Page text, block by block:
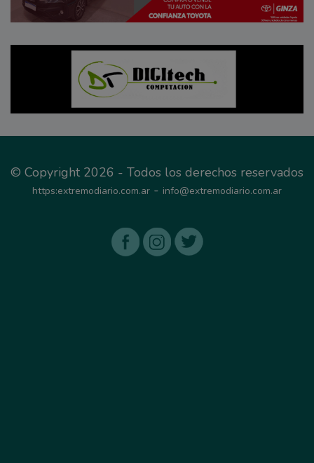
© Copyright 2026 - Todos los derechos reservados
https:extremodiario.com.ar - info@extremodiario.com.ar